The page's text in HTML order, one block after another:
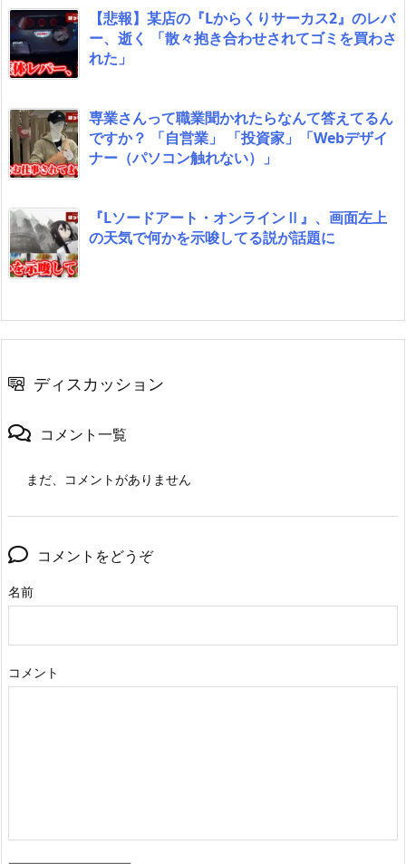
【悲報】某店の『Lからくりサーカス2』のレバ
ー、逝く 「散々抱き合わせされてゴミを買わさ
れた」
専業さんって職業聞かれたらなんて答えてるん
ですか？ 「自営業」 「投資家」「Webデザイ
ナー（パソコン触れない）」
『Lソードアート・オンラインⅡ』、画面左上
の天気で何かを示唆してる説が話題に
ディスカッション
コメント一覧
まだ、コメントがありません
コメントをどうぞ
名前
コメント